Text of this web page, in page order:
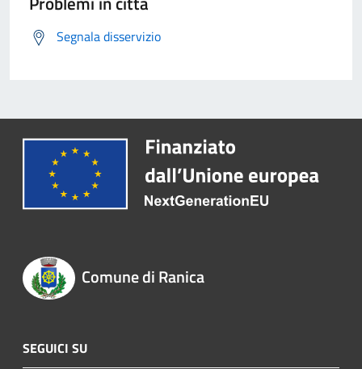
Segnala disservizio
Comune di Ranica
SEGUICI SU